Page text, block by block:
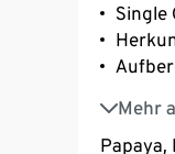
Single
Mehr